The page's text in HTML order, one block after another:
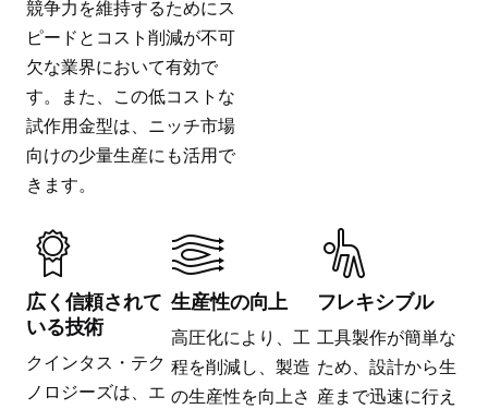
競争力を維持するためにス
ピードとコスト削減が不可
欠な業界において有効で
す。また、この低コストな
試作用金型は、ニッチ市場
向けの少量生産にも活用で
きます。
広く信頼されて
いる技術
クインタス・テク
ノロジーズは、エ
生産性の向上
高圧化により、工
程を削減し、製造
の生産性を向上さ
フレキシブル
工具製作が簡単な
ため、設計から生
産まで迅速に行え